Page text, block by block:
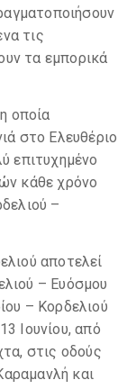
τις
τα εμπορικά
οποία
στο Ελευθέριο
επιτυχημένο
κάθε χρόνο
–
αποτελεί
– Ευόσμου
– Κορδελιού
Ιουνίου, από
στις οδούς
και